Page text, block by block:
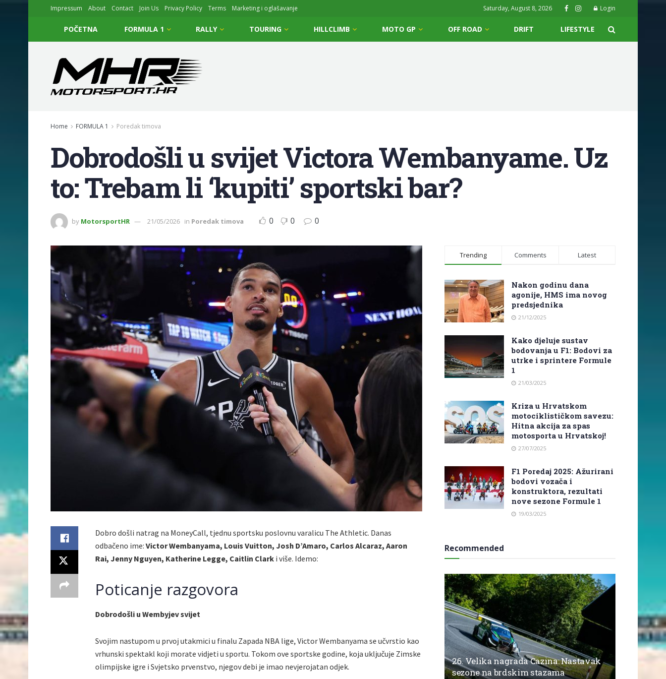
Impressum About Contact Join Us Privacy Policy Terms Marketing i oglašavanje Saturday, August 8, 2026 Login
POČETNA FORMULA 1 RALLY TOURING HILLCLIMB MOTO GP OFF ROAD DRIFT LIFESTYLE
Home FORMULA 1 Poredak timova
Dobrodošli u svijet Victora Wembanyame. Uz
to: Trebam li ‘kupiti’ sportski bar?
by MotorsportHR 21/05/2026 in Poredak timova 0 0 0
Dobro došli natrag na MoneyCall, tjednu sportsku poslovnu varalicu The Athletic. Danas
odbačeno ime: Victor Wembanyama, Louis Vuitton, Josh D’Amaro, Carlos Alcaraz, Aaron
Rai, Jenny Nguyen, Katherine Legge, Caitlin Clark i više. Idemo:
Poticanje razgovora
Dobrodošli u Wembyjev svijet
Svojim nastupom u prvoj utakmici u finalu Zapada NBA lige, Victor Wembanyama se učvrstio kao
vrhunski spektakl koji morate vidjeti u sportu. Tokom ove sportske godine, koja uključuje Zimske
olimpijske igre i Svjetsko prvenstvo, njegov debi je imao nevjerojatan odjek.
Trending Comments Latest
Nakon godinu dana
agonije, HMS ima novog
predsjednika
21/12/2025
Kako djeluje sustav
bodovanja u F1: Bodovi za
utrke i sprintere Formule
1
21/03/2025
Kriza u Hrvatskom
motociklističkom savezu:
Hitna akcija za spas
motosporta u Hrvatskoj!
27/07/2025
F1 Poredaj 2025: Ažurirani
bodovi vozača i
konstruktora, rezultati
nove sezone Formule 1
19/03/2025
Recommended
26. Velika nagrada Cazina: Nastavak
sezone na brdskim stazama